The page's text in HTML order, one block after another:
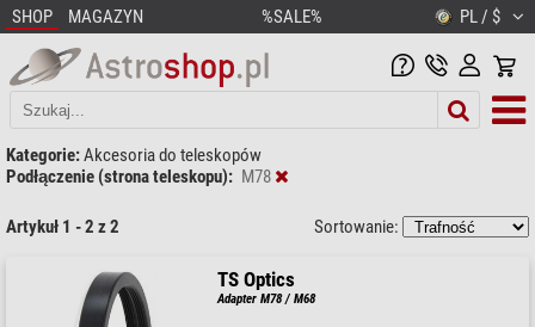
SHOP MAGAZYN %SALE% PL / $
Kategorie:Akcesoria do teleskopów
Podłączenie (strona teleskopu): M78
Artykuł 1 - 2 z 2 Sortowanie:
TS Optics
Adapter M78 / M68